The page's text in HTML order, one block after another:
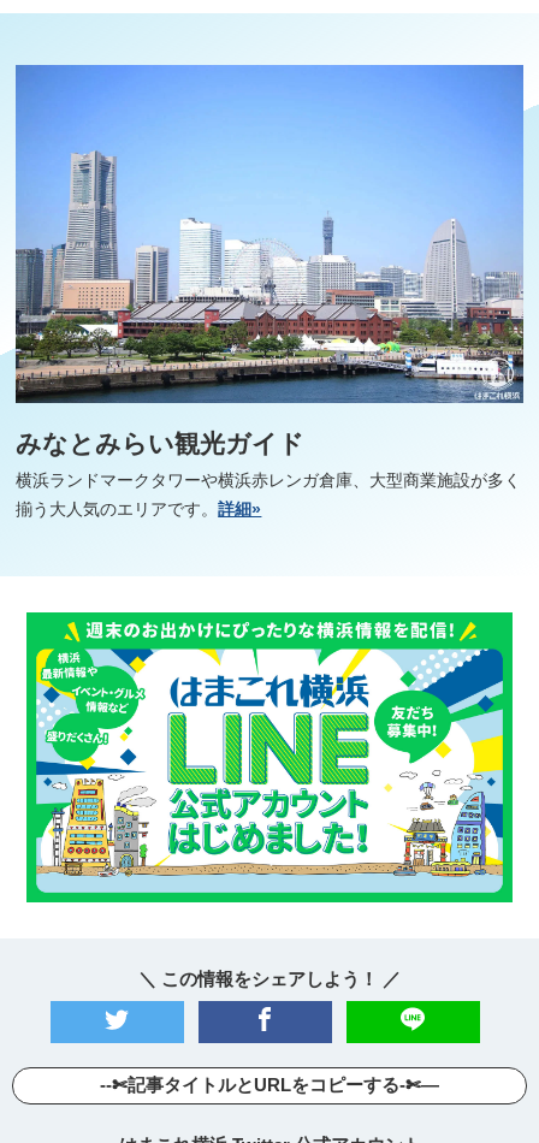
みなとみらい観光ガイド
横浜ランドマークタワーや横浜赤レンガ倉庫、大型商業施設が多く
揃う大人気のエリアです。詳細»
＼ この情報をシェアしよう！ ／
--✄記事タイトルとURLをコピーする-✄—